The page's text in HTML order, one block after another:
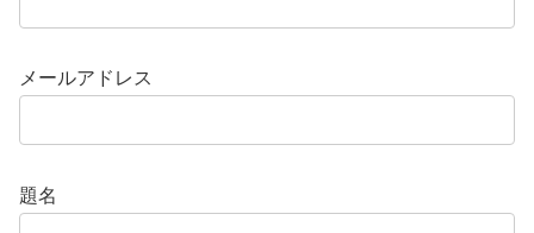
メールアドレス
題名